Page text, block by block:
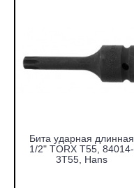
Бита ударная длинная
1/2" TORX T55, 84014-
3T55, Hans